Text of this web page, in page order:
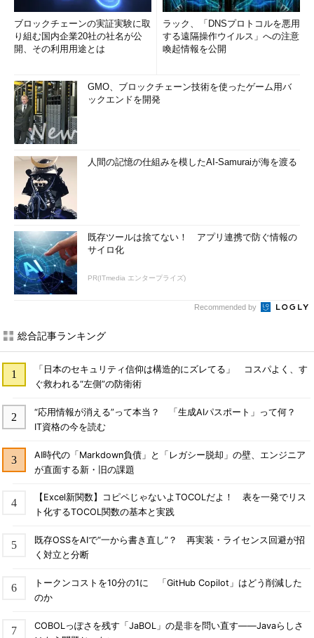
ブロックチェーンの実証実験に取
り組む国内企業20社の社名が公
開、その利用用途とは
ラック、「DNSプロトコルを悪用
する遠隔操作ウイルス」への注意
喚起情報を公開
GMO、ブロックチェーン技術を使ったゲーム用バ
ックエンドを開発
人間の記憶の仕組みを模したAI-Samuraiが海を渡る
既存ツールは捨てない！ アプリ連携で防ぐ情報の
サイロ化
PR(ITmedia エンタープライズ)
Recommended by
総合記事ランキング
「日本のセキュリティ信仰は構造的にズレてる」 コスパよく、す
ぐ救われる“左側”の防衛術
“応用情報が消える”って本当？ 「生成AIパスポート」って何？
IT資格の今を読む
AI時代の「Markdown負債」と「レガシー脱却」の壁、エンジニア
が直面する新・旧の課題
【Excel新関数】コピペじゃないよTOCOLだよ！ 表を一発でリス
ト化するTOCOL関数の基本と実践
既存OSSをAIで“一から書き直し”？ 再実装・ライセンス回避が招
く対立と分断
トークンコストを10分の1に 「GitHub Copilot」はどう削減した
のか
COBOLっぽさを残す「JaBOL」の是非を問い直す――Javaらしさ